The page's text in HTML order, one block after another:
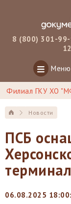
8 (800) 301-
Меню
Новости
ПСБ
06.08.2025